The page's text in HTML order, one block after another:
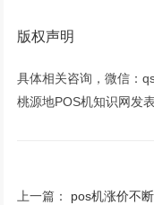
版权声明
具体相关咨询，微信：
桃源地POS机知识网发
上一篇： pos机涨价不